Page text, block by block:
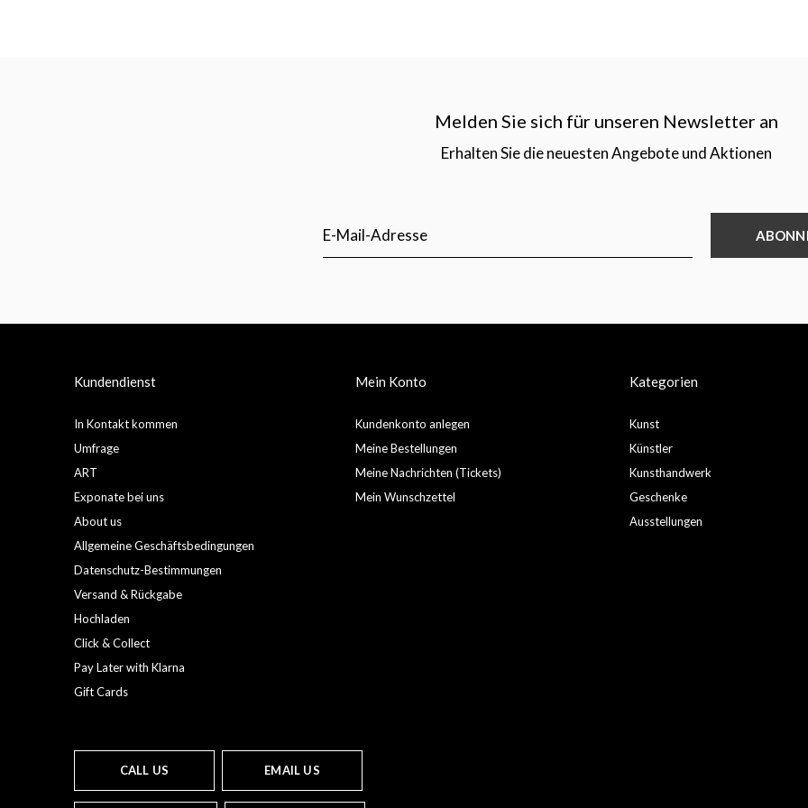
Melden Sie sich für unseren Newsletter an
Erhalten Sie die neuesten Angebote und Aktionen
Kundendienst
In Kontakt kommen
Umfrage
ART
Exponate bei uns
About us
Allgemeine Geschäftsbedingungen
Datenschutz-Bestimmungen
Versand & Rückgabe
Hochladen
Click & Collect
Pay Later with Klarna
Gift Cards
Mein Konto
Kundenkonto anlegen
Meine Bestellungen
Meine Nachrichten (Tickets)
Mein Wunschzettel
Kategorien
Kunst
Künstler
Kunsthandwerk
Geschenke
Ausstellungen
CALL US EMAIL US